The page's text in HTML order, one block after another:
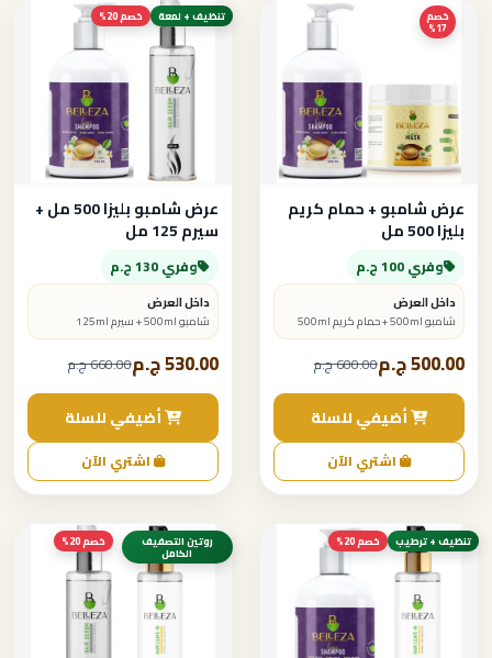
خصم
17%
عرض شامبو + حمام كريم
بليزا 500 مل
وفري 100 ج.م
داخل العرض
شامبو 500ml + حمام كريم 500ml
500.00 ج.م 600.00 ج.م
أضيفي للسلة
اشتري الآن
تنظيف + لمعة خصم 20%
عرض شامبو بليزا 500 مل +
سيرم 125 مل
وفري 130 ج.م
داخل العرض
شامبو 500ml + سيرم 125ml
530.00 ج.م 660.00 ج.م
أضيفي للسلة
اشتري الآن
تنظيف + ترطيب خصم 20% روتين التصفيف
الكامل
خصم 20%